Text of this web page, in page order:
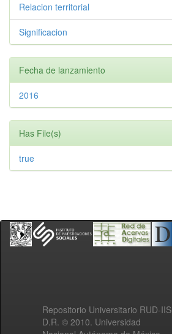
Relacion territorial
Significacion
Fecha de lanzamiento
2016
Has File(s)
true
Repositorio Universitario RUD-IIS
D.R. © 2010. Universidad